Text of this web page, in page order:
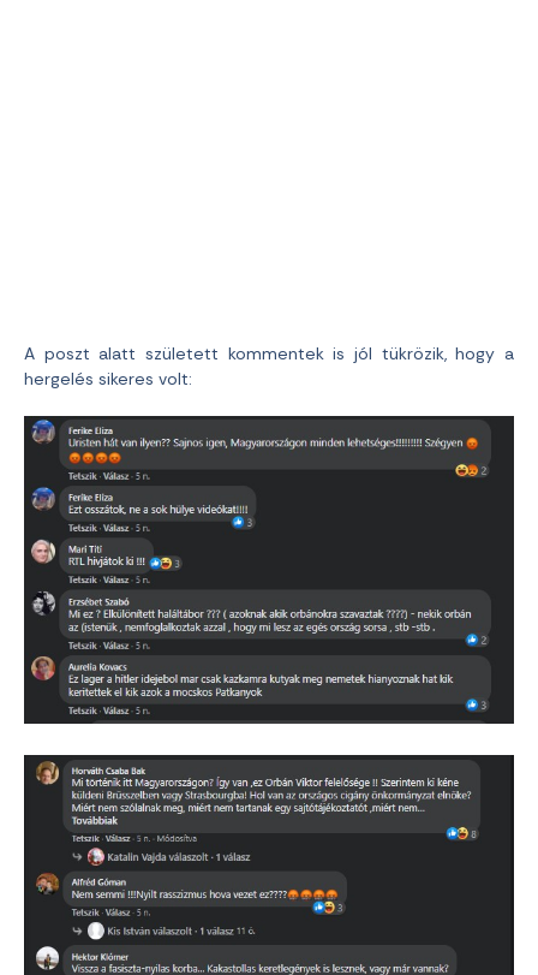
A poszt alatt született kommentek is jól tükrözik, hogy a
hergelés sikeres volt: